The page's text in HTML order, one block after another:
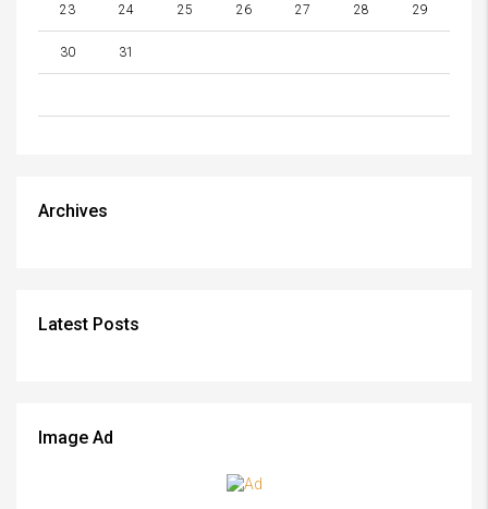
23 24 25 26 27 28 29
30 31
Archives
Latest Posts
Image Ad